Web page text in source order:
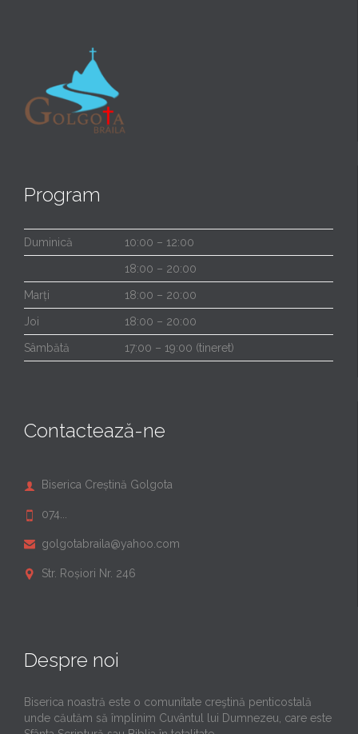
Program
Duminică 10:00 – 12:00
18:00 – 20:00
Marți 18:00 – 20:00
Joi 18:00 – 20:00
Sâmbătă 17:00 – 19:00 (tineret)
Contactează-ne
 Biserica Creștină Golgota
 074...
 golgotabraila@yahoo.com
 Str. Roșiori Nr. 246
Despre noi
Biserica noastră este o comunitate creştină penticostală
unde căutăm să împlinim Cuvântul lui Dumnezeu, care este